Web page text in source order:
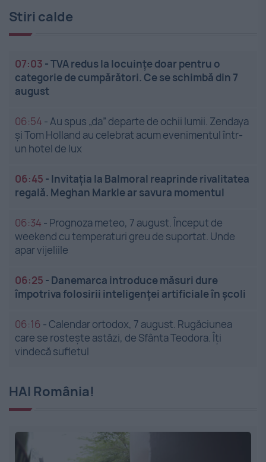
Stiri calde
07:03 -TVA redus la locuințe doar pentru o
categorie de cumpărători. Ce se schimbă din 7
august
06:54 -Au spus „da” departe de ochii lumii. Zendaya
și Tom Holland au celebrat acum evenimentul într-
un hotel de lux
06:45 - Invitația la Balmoral reaprinde rivalitatea
regală. Meghan Markle ar savura momentul
06:34 - Prognoza meteo, 7 august. Început de
weekend cu temperaturi greu de suportat. Unde
apar vijeliile
06:25 - Danemarca introduce măsuri dure
împotriva folosirii inteligenței artificiale în școli
06:16 -Calendar ortodox, 7 august. Rugăciunea
care se rostește astăzi, de Sfânta Teodora. Îți
vindecă sufletul
HAI România!